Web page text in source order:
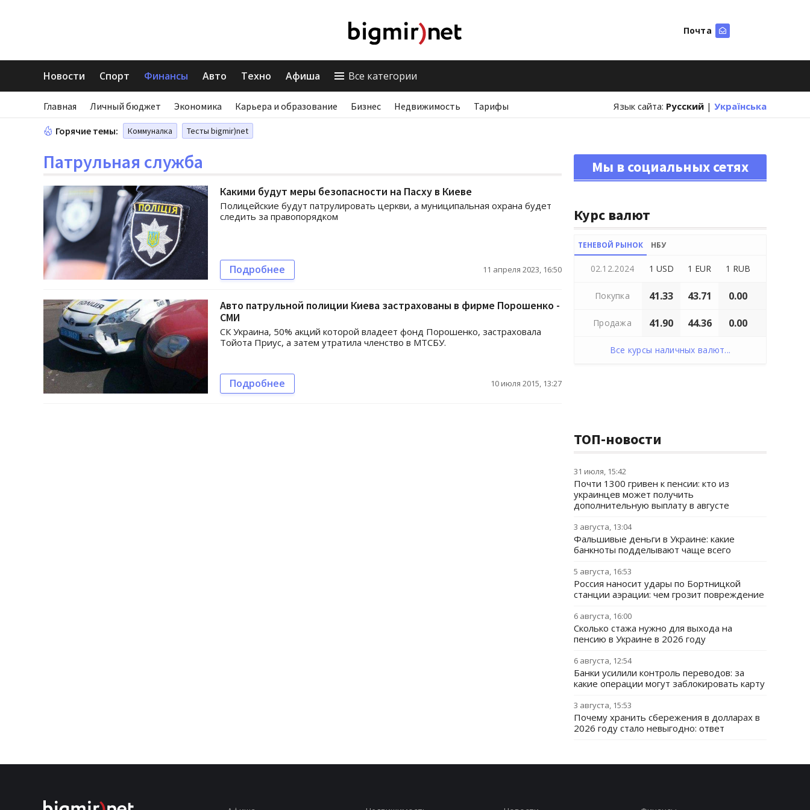
Почта
Новости Спорт Финансы Авто Техно Афиша Все категории
Главная Личный бюджет Экономика Карьера и образование Бизнес Недвижимость Тарифы Язык сайта: Русский | Українська
Горячие темы: Коммуналка Тесты bigmir)net
Патрульная служба
Какими будут меры безопасности на Пасху в Киеве
Полицейские будут патрулировать церкви, а муниципальная охрана будет
следить за правопорядком
Подробнее 11 апреля 2023, 16:50
Авто патрульной полиции Киева застрахованы в фирме Порошенко -
СМИ
СК Украина, 50% акций которой владеет фонд Порошенко, застраховала
Тойота Приус, а затем утратила членство в МТСБУ.
Подробнее 10 июля 2015, 13:27
Мы в социальных сетях
Курс валют
ТЕНЕВОЙ РЫНОК НБУ
02.12.2024 1 USD 1 EUR 1 RUB
Покупка 41.33 43.71 0.00
Продажа 41.90 44.36 0.00
Все курсы наличных валют...
ТОП-новости
31 июля, 15:42
Почти 1300 гривен к пенсии: кто из
украинцев может получить
дополнительную выплату в августе
3 августа, 13:04
Фальшивые деньги в Украине: какие
банкноты подделывают чаще всего
5 августа, 16:53
Россия наносит удары по Бортницкой
станции аэрации: чем грозит повреждение
6 августа, 16:00
Сколько стажа нужно для выхода на
пенсию в Украине в 2026 году
6 августа, 12:54
Банки усилили контроль переводов: за
какие операции могут заблокировать карту
3 августа, 15:53
Почему хранить сбережения в долларах в
2026 году стало невыгодно: ответ